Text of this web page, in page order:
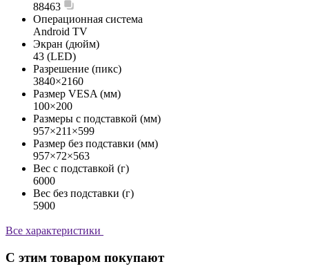
88463
Операционная система
Android TV
Экран (дюйм)
43 (LED)
Разрешение (пикс)
3840×2160
Размер VESA (мм)
100×200
Размеры с подставкой (мм)
957×211×599
Размер без подставки (мм)
957×72×563
Вес с подставкой (г)
6000
Вес без подставки (г)
5900
Все характеристики
С этим товаром покупают